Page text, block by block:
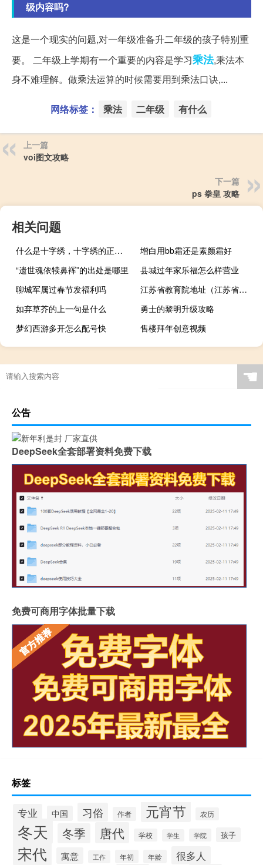
级内容吗?
这是一个现实的问题,对一年级准备升二年级的孩子特别重
要。 二年级上学期有一个重要的内容是学习乘法,乘法本
身不难理解。做乘法运算的时候需要用到乘法口诀,...
网络标签： 乘法 二年级 有什么
上一篇
voi图文攻略
下一篇
ps 拳皇 攻略
相关问题
什么是十字绣，十字绣的正确绣法是怎样绣的？
增白用bb霜还是素颜霜好
“遗世魂依犊鼻裈”的出处是哪里
县城过年家乐福怎么样营业
聊城军属过春节发福利吗
江苏省教育院地址（江苏省教育院）
如弃草芥的上一句是什么
勇士的黎明升级攻略
梦幻西游多开怎么配号快
售楼拜年创意视频
☚
公告
DeepSeek全套部署资料免费下载
免费可商用字体批量下载
标签
专业 中国 习俗 作者 元宵节 农历
冬天 冬季 唐代 学校 学生 学院 孩子
宋代 寓意 工作 年初 年龄 很多人